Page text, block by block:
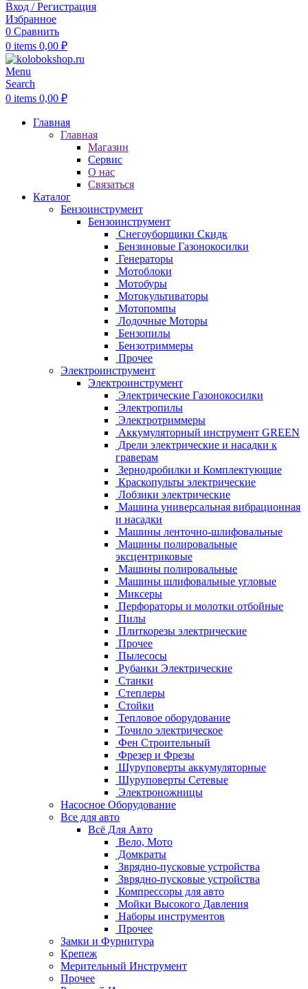
Вход / Регистрация
Избранное
0 Сравнить
0 items 0,00 ₽
Menu
Search
0 items 0,00 ₽
Главная
Главная
Магазин
Сервис
О нас
Связаться
Каталог
Бензоинструмент
Бензоинструмент
Снегоуборщики Скидк
Бензиновые Газонокосилки
Генераторы
Мотоблоки
Мотобуры
Мотокультиваторы
Мотопомпы
Лодочные Моторы
Бензопилы
Бензотриммеры
Прочее
Электроинструмент
Электроинструмент
Электрические Газонокосилки
Электропилы
Электротриммеры
Аккумуляторный инструмент GREEN
Дрели электрические и насадки к
граверам
Зернодробилки и Комплектующие
Краскопульты электрические
Лобзики электрические
Машина универсальная вибрационная
и насадки
Машины ленточно-шлифовальные
Машины полировальные
эксцентриковые
Машины полировальные
Машины шлифовальные угловые
Миксеры
Перфораторы и молотки отбойные
Пилы
Плиткорезы электрические
Прочее
Пылесосы
Рубанки Электрические
Станки
Степлеры
Стойки
Тепловое оборудование
Точило электрическое
Фен Строительный
Фрезер и Фрезы
Шуруповерты аккумуляторные
Шуруповерты Сетевые
Электроножницы
Насосное Оборудование
Все для авто
Всё Для Авто
Вело, Мото
Домкраты
Зврядно-пусковые устройства
Зврядно-пусковые устройства
Компрессоры для авто
Мойки Высокого Давления
Наборы инструментов
Прочее
Замки и Фурнитура
Крепеж
Мерительный Инструмент
Прочее